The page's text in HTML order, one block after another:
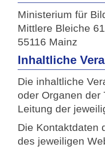
Ministerium für
Mittlere Bleiche 61
55116 Mainz
Inhaltliche
Die inhaltliche
oder Organen
Leitung der
Die Kontaktdaten
des jeweiligen